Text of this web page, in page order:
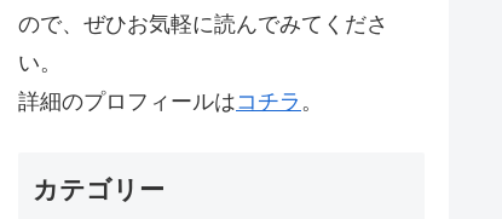
ので、ぜひお気軽に読んでみてくださ
い。
詳細のプロフィールはコチラ 。
カテゴリー